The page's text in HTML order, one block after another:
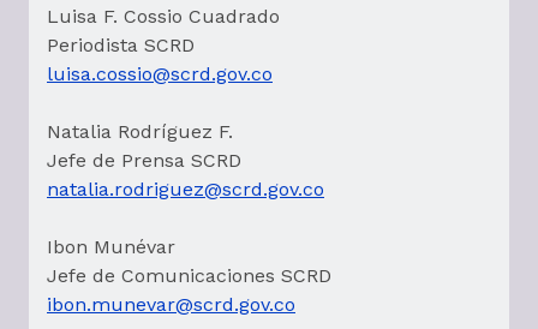
Luisa F. Cossio Cuadrado
Periodista SCRD
luisa.cossio@scrd.gov.co
Natalia Rodríguez F.
Jefe de Prensa SCRD
natalia.rodriguez@scrd.gov.co
Ibon Munévar
Jefe de Comunicaciones SCRD
ibon.munevar@scrd.gov.co